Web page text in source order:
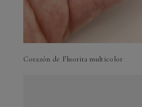
Corazón de Fluorita multicolor